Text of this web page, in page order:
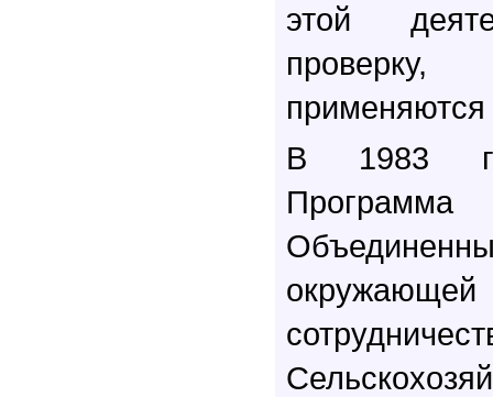
этой
применяются
В 1983